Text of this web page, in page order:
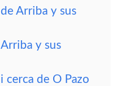
Arriba y sus
y sus
cerca de O Pazo